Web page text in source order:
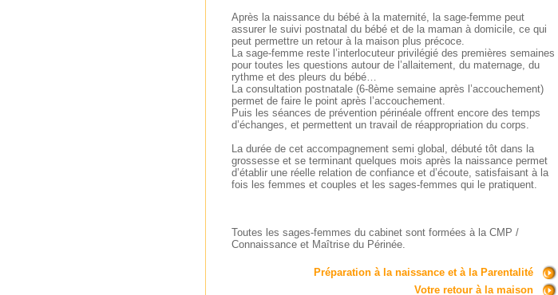
Après la naissance du bébé à la maternité, la sage-femme peut
assurer le suivi postnatal du bébé et de la maman à domicile, ce qui
peut permettre un retour à la maison plus précoce.
La sage-femme reste l’interlocuteur privilégié des premières semaines
pour toutes les questions autour de l’allaitement, du maternage, du
rythme et des pleurs du bébé…
La consultation postnatale (6-8ème semaine après l’accouchement)
permet de faire le point après l’accouchement.
Puis les séances de prévention périnéale offrent encore des temps
d’échanges, et permettent un travail de réappropriation du corps.
La durée de cet accompagnement semi global, débuté tôt dans la
grossesse et se terminant quelques mois après la naissance permet
d’établir une réelle relation de confiance et d’écoute, satisfaisant à la
fois les femmes et couples et les sages-femmes qui le pratiquent.
Toutes les sages-femmes du cabinet sont formées à la CMP /
Connaissance et Maîtrise du Périnée.
Préparation à la naissance et à la Parentalité
Votre retour à la maison